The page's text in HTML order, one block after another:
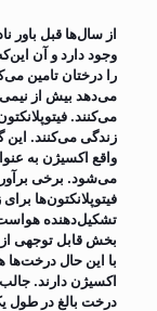
از سال‌ها قبل باور
وجود دارد و آن
را درختان تامین
می‌دهد بیش از نیمی
می‌کنند.
زندگی می‌کنند. این
واقع اکسیژن به
می‌شود. برخی
فیتوپلانکتون‌ها
تشکیل‌دهنده هواست.
بخش قابل توجهی از
با این حال درخت‌ها
اکسیژن دارند.
درخت بالغ در طول